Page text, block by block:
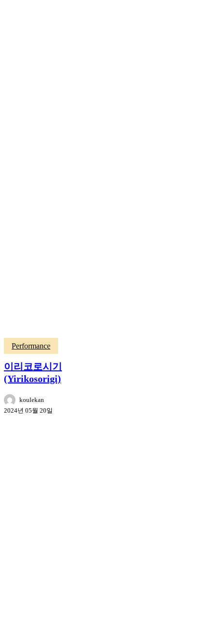
Performance
이리코로시기
(Yirikosorigi)
koulekan
2024년 05월 20일